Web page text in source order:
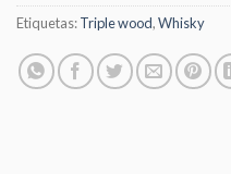
Etiquetas:Triple wood,Whisky